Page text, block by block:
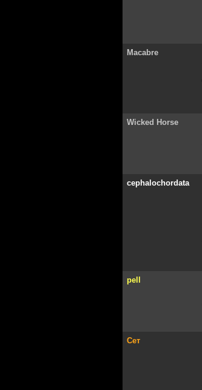
Macabre
Wicked Horse
cephalochordata
pell
Сет